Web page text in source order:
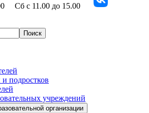
Сб с 11.00 до 15.00
Поиск
и подростков
учреждений
организации